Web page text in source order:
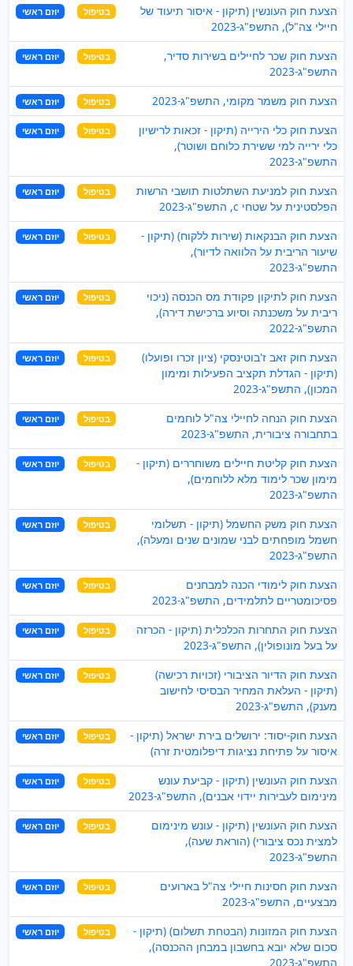
הצעת חוק העונשין (תיקון - איסור תיעוד של
חיילי צה"ל), התשפ"ג-2023
בטיפול יוזם ראשי
הצעת חוק שכר לחיילים בשירות סדיר,
התשפ"ג-2023
בטיפול יוזם ראשי
הצעת חוק משמר מקומי, התשפ"ג-2023 בטיפול יוזם ראשי
הצעת חוק כלי הירייה (תיקון - זכאות לרישיון
כלי ירייה למי ששירת כלוחם ושוטר),
התשפ"ג-2023
בטיפול יוזם ראשי
הצעת חוק למניעת השתלטות תושבי הרשות
הפלסטינית על שטחי c, התשפ"ג-2023
בטיפול יוזם ראשי
הצעת חוק הבנקאות (שירות ללקוח) (תיקון -
שיעור הריבית על הלוואה לדיור),
התשפ"ג-2023
בטיפול יוזם ראשי
הצעת חוק לתיקון פקודת מס הכנסה (ניכוי
ריבית על משכנתה וסיוע ברכישת דירה),
התשפ"ג-2022
בטיפול יוזם ראשי
הצעת חוק זאב ז'בוטינסקי (ציון זכרו ופועלו)
(תיקון - הגדלת תקציב הפעילות ומימון
המכון), התשפ"ג-2023
בטיפול יוזם ראשי
הצעת חוק הנחה לחיילי צה"ל לוחמים
בתחבורה ציבורית, התשפ"ג-2023
בטיפול יוזם ראשי
הצעת חוק קליטת חיילים משוחררים (תיקון -
מימון שכר לימוד מלא ללוחמים),
התשפ"ג-2023
בטיפול יוזם ראשי
הצעת חוק משק החשמל (תיקון - תשלומי
חשמל מופחתים לבני שמונים שנים ומעלה),
התשפ"ג-2023
בטיפול יוזם ראשי
הצעת חוק לימודי הכנה למבחנים
פסיכומטריים לתלמידים, התשפ"ג-2023‏
בטיפול יוזם ראשי
הצעת חוק התחרות הכלכלית (תיקון - הכרזה
על בעל מונופולין), התשפ"ג-2023
בטיפול יוזם ראשי
הצעת חוק הדיור הציבורי (זכויות רכישה)
(תיקון - העלאת המחיר הבסיסי לחישוב
מענק), התשפ"ג-2023
בטיפול יוזם ראשי
הצעת חוק-יסוד: ירושלים בירת ישראל (תיקון -
איסור על פתיחת נציגות דיפלומטית זרה)
בטיפול יוזם ראשי
הצעת חוק העונשין (תיקון - קביעת עונש
מינימום לעבירות יידוי אבנים), התשפ"ג-2023
בטיפול יוזם ראשי
הצעת חוק העונשין (תיקון - עונש מינימום
למצית נכס ציבורי) (הוראת שעה),
התשפ"ג-2023
בטיפול יוזם ראשי
הצעת חוק חסינות חיילי צה"ל בארועים
מבצעיים, התשפ"ג-2023
בטיפול יוזם ראשי
הצעת חוק המזונות (הבטחת תשלום) (תיקון -
סכום שלא יובא בחשבון במבחן ההכנסה),
התשפ"ג-2023
בטיפול יוזם ראשי